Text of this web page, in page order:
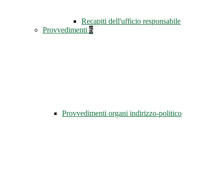
Recapiti dell'ufficio responsabile
Provvedimenti 6
Provvedimenti organi indirizzo-politico